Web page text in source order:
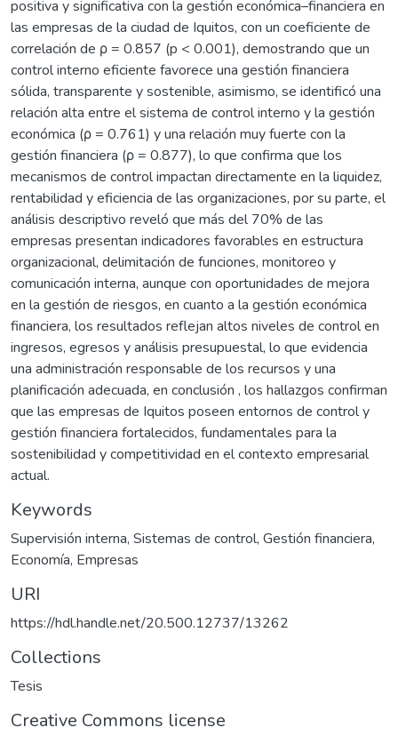
positiva y significativa con la gestión económica–financiera en
las empresas de la ciudad de Iquitos, con un coeficiente de
correlación de ρ = 0.857 (p < 0.001), demostrando que un
control interno eficiente favorece una gestión financiera
sólida, transparente y sostenible, asimismo, se identificó una
relación alta entre el sistema de control interno y la gestión
económica (ρ = 0.761) y una relación muy fuerte con la
gestión financiera (ρ = 0.877), lo que confirma que los
mecanismos de control impactan directamente en la liquidez,
rentabilidad y eficiencia de las organizaciones, por su parte, el
análisis descriptivo reveló que más del 70% de las
empresas presentan indicadores favorables en estructura
organizacional, delimitación de funciones, monitoreo y
comunicación interna, aunque con oportunidades de mejora
en la gestión de riesgos, en cuanto a la gestión económica
financiera, los resultados reflejan altos niveles de control en
ingresos, egresos y análisis presupuestal, lo que evidencia
una administración responsable de los recursos y una
planificación adecuada, en conclusión , los hallazgos confirman
que las empresas de Iquitos poseen entornos de control y
gestión financiera fortalecidos, fundamentales para la
sostenibilidad y competitividad en el contexto empresarial
actual.
Keywords
Supervisión interna, Sistemas de control, Gestión financiera,
Economía, Empresas
URI
https://hdl.handle.net/20.500.12737/13262
Collections
Tesis
Creative Commons license